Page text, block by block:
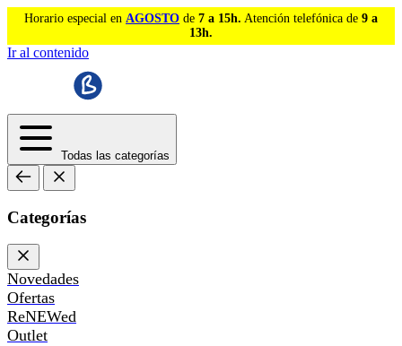
Horario especial en AGOSTO de 7 a 15h. Atención telefónica de 9 a
13h.
Ir al contenido
Todas las categorías
Categorías
Novedades
Ofertas
ReNEWed
Outlet